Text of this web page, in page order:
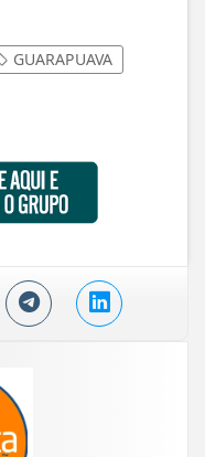
GUARAPUAVA